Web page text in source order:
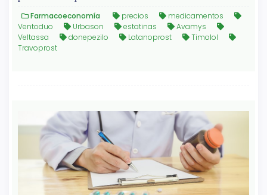
Farmacoeconomía precios
medicamentos
Ventoduo
Urbason estatinas
Avamys
Veltassa
donepezilo Latanoprost
Timolol
Travoprost